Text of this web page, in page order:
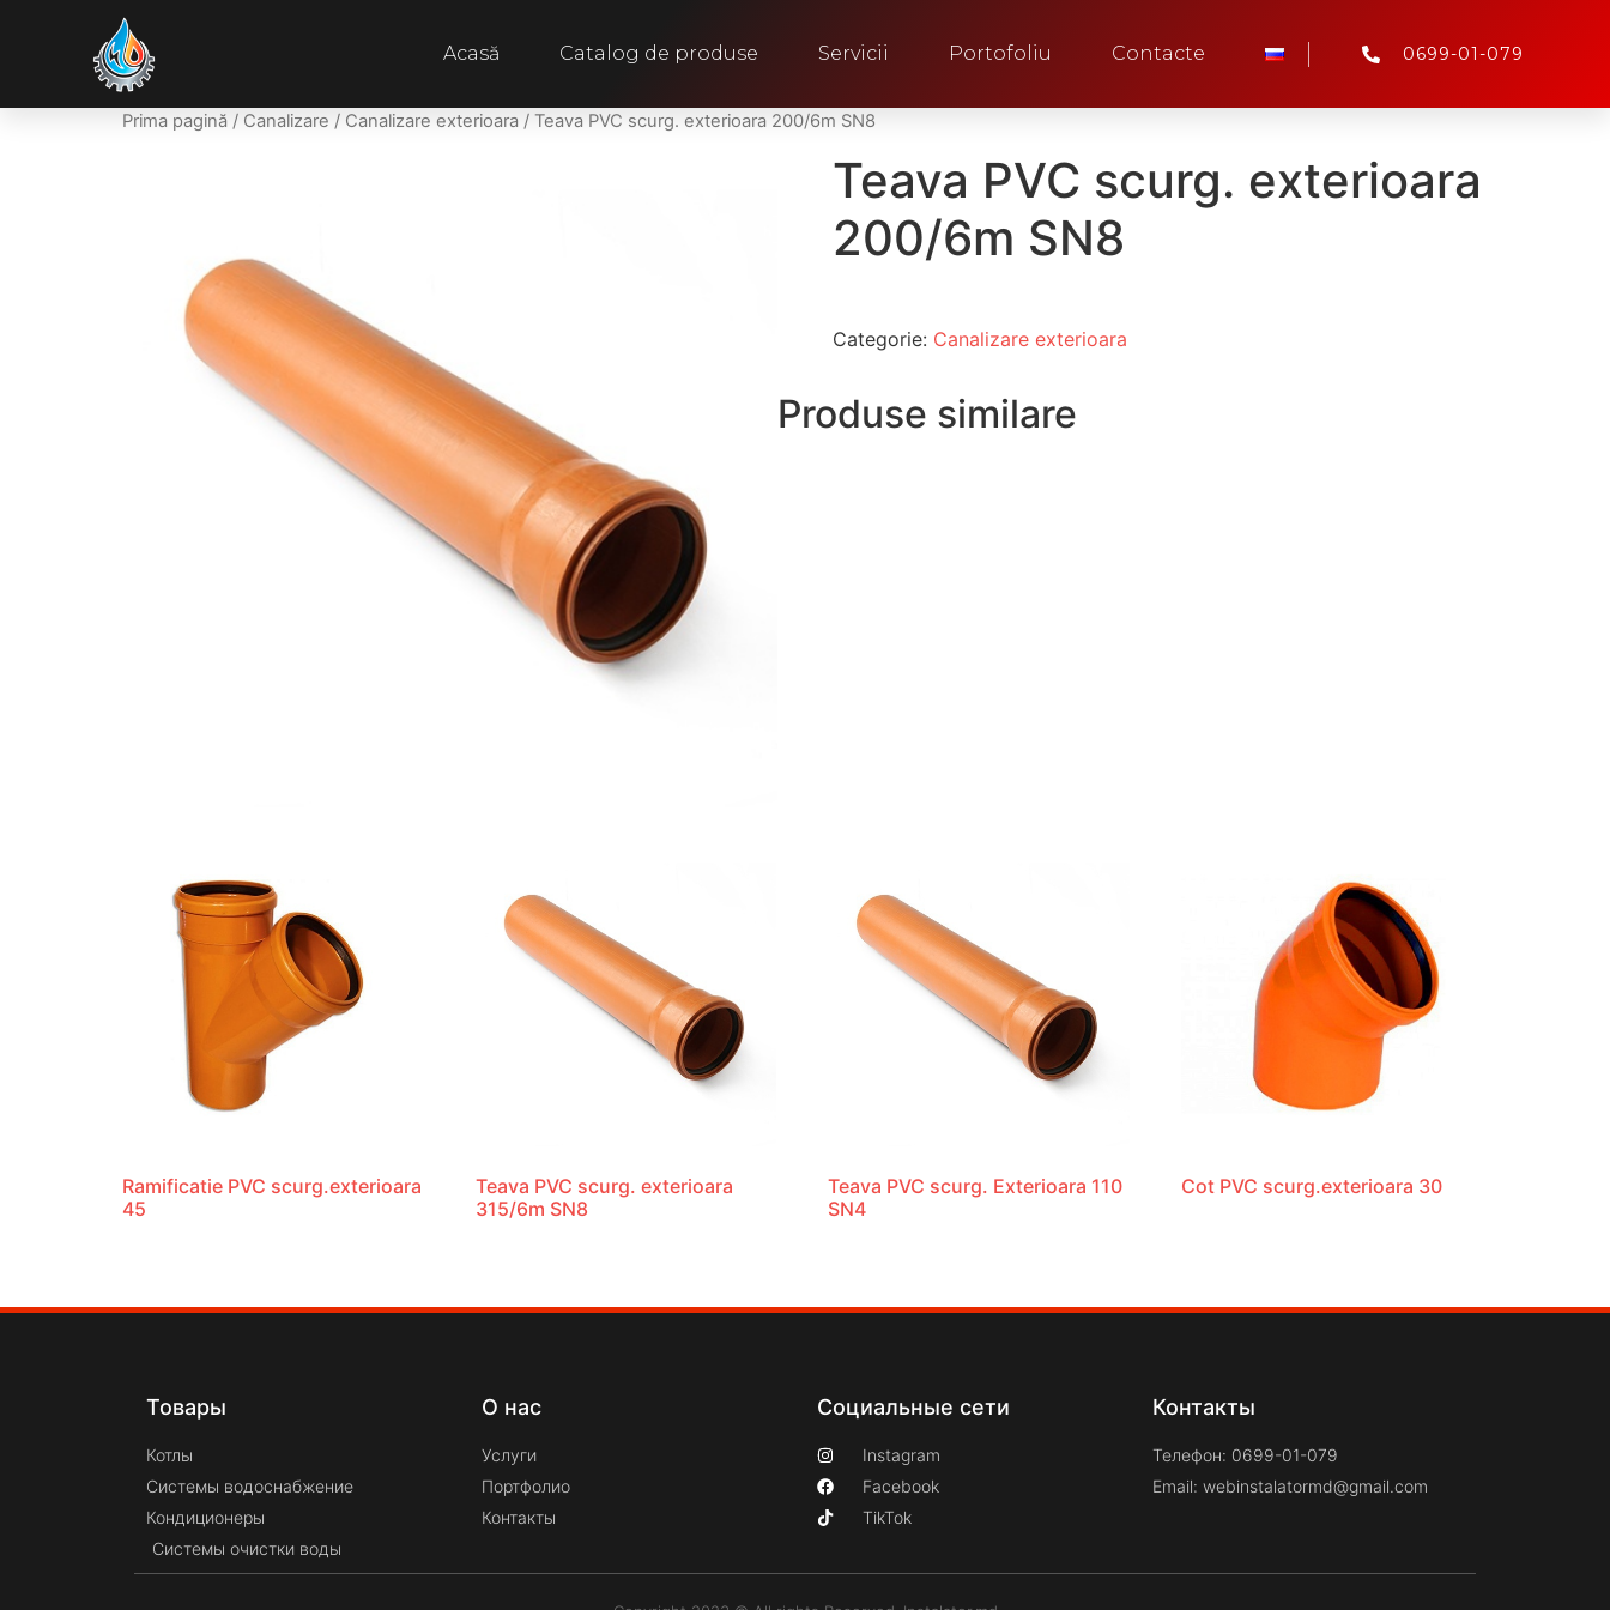
Acasă Catalog de produse Servicii Portofoliu Contacte 0699-01-079
Prima pagină / Canalizare / Canalizare exterioara / Teava PVC scurg. exterioara 200/6m SN8
Teava PVC scurg. exterioara
200/6m SN8
Categorie: Canalizare exterioara
Produse similare
Ramificatie PVC scurg.exterioara
45
Teava PVC scurg. exterioara
315/6m SN8
Teava PVC scurg. Exterioara 110
SN4
Cot PVC scurg.exterioara 30
Товары
Котлы
Системы водоснабжение
Кондиционеры
Системы очистки воды
О нас
Услуги
Портфолио
Контакты
Социальные сети
Instagram
Facebook
TikTok
Контакты
Телефон: 0699-01-079
Email: webinstalatormd@gmail.com